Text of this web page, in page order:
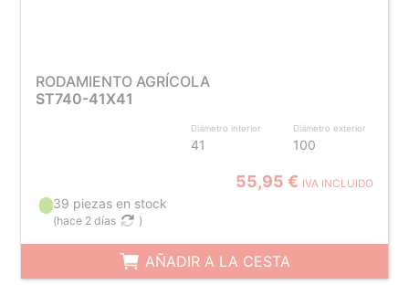
RODAMIENTO AGRÍCOLA
ST740-41X41
Diámetro interior
41
Diámetro exterior
100
55,95 € IVA INCLUIDO
39 piezas en stock
(hace 2 días )
AÑADIR A LA CESTA